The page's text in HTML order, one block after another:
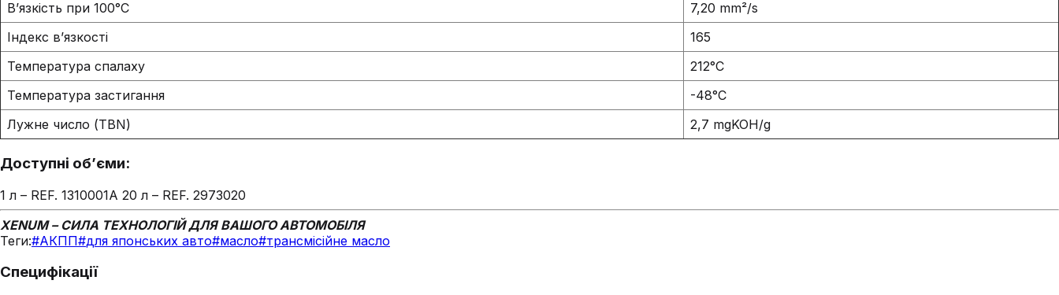
В’язкість при 100°C
7,20 mm²/s
Індекс в’язкості
165
Температура спалаху
212°C
Температура застигання
-48°C
Лужне число (TBN)
2,7 mgKOH/g
Доступні об’єми:
1 л – REF. 1310001A 20 л – REF. 2973020
XENUM – СИЛА ТЕХНОЛОГІЙ ДЛЯ ВАШОГО АВТОМОБІЛЯ
Теги:#АКПП#для японських авто#масло#трансмісійне масло
Специфікації